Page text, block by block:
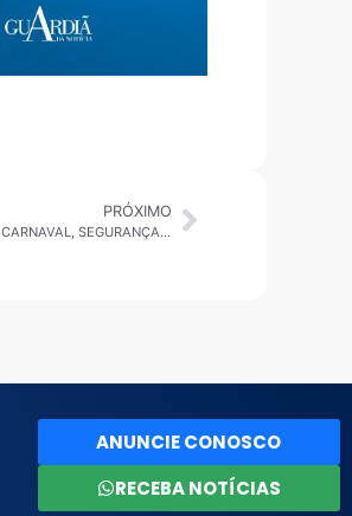
PRÓXIMO
SÃO PAULO HOJE: ALERTA DE TEMPORAIS, BASTIDORES POLÍTICOS, CARNAVAL, SEGURANÇA E VOLTA ÀS AULAS
ANUNCIE CONOSCO
RECEBA NOTÍCIAS